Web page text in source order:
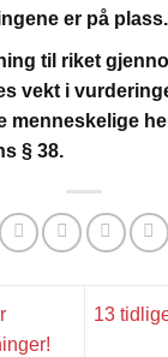
er på plass.
til riket
vekt i
menneskelige
§ 38.
13